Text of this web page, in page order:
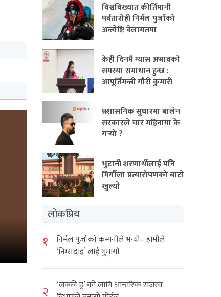
विश्वविख्यात कीर्तिमानी
पर्वतारोही निर्मल पुर्जाको
अन्त्येष्टि बेलायतमा
केही दिनमै ग्यास अभावको
समस्या समाधान हुन्छ :
आपूर्तिमन्त्री गौरी कुमारी
प्रशासनिक सुधारमा बालेन
सरकारले चार महिनामा के
गर्‍यो ?
भुटानी शरणार्थीलाई पनि
मिर्गौला प्रत्यारोपणको बाटो
खुल्यो
लोकप्रिय
१
निर्मल पुर्जाको कम्पनीले भन्यो– हामीले
‘निम्सदाइ’ लाई गुमायौं
२
‘लक्की ड्र’ को लागि आन्तरिक राजस्व